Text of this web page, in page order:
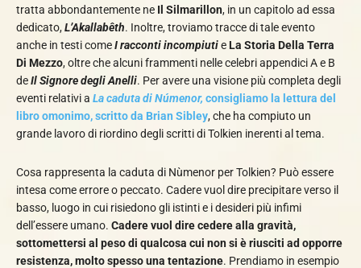
tratta abbondantemente ne Il Silmarillon, in un capitolo ad essa
dedicato,L’Akallabêth. Inoltre, troviamo tracce di tale evento
anche in testi comeI racconti incompiutieLa Storia Della Terra
Di Mezzo, oltre che alcuni frammenti nelle celebri appendici A e B
deIl Signore degli Anelli. Per avere una visione più completa degli
eventi relativi a La caduta di Númenor, consigliamo la lettura del
libro omonimo, scritto da Brian Sibley, che ha compiuto un
grande lavoro di riordino degli scritti di Tolkien inerenti al tema.
Cosa rappresenta la caduta di Nùmenor per Tolkien? Può essere
intesa come errore o peccato. Cadere vuol dire precipitare verso il
basso, luogo in cui risiedono gli istinti e i desideri più infimi
dell’essere umano. Cadere vuol dire cedere alla gravità,
sottomettersi al peso di qualcosa cui non si è riusciti ad opporre
resistenza, molto spesso una tentazione. Prendiamo in esempio